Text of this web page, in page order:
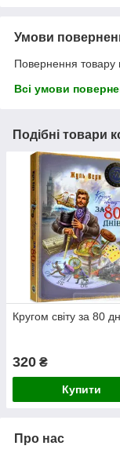
Умови
Повернення товару
Всі умови
Подібні товари
Кругом світу за 80
320 ₴
Купити
Про нас